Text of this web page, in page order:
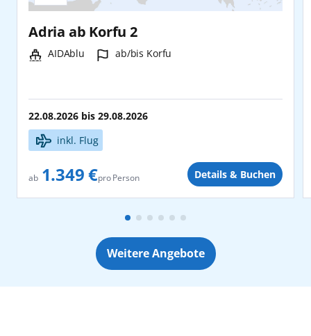
Adria ab Korfu 2
Schiff:
AIDAblu Hafen:
ab/bis Korfu
22.08.2026 bis 29.08.2026
inkl. Flug
ab 1.349 €pro Person Details & Buchen
Weitere Angebote